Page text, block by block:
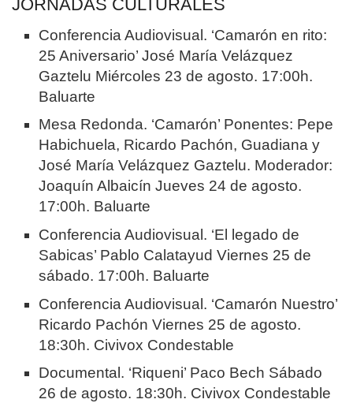
JORNADAS CULTURALES
Conferencia Audiovisual. ‘Camarón en rito:
25 Aniversario’ José María Velázquez
Gaztelu Miércoles 23 de agosto. 17:00h.
Baluarte
Mesa Redonda. ‘Camarón’ Ponentes: Pepe
Habichuela, Ricardo Pachón, Guadiana y
José María Velázquez Gaztelu. Moderador:
Joaquín Albaicín Jueves 24 de agosto.
17:00h. Baluarte
Conferencia Audiovisual. ‘El legado de
Sabicas’ Pablo Calatayud Viernes 25 de
sábado. 17:00h. Baluarte
Conferencia Audiovisual. ‘Camarón Nuestro’
Ricardo Pachón Viernes 25 de agosto.
18:30h. Civivox Condestable
Documental. ‘Riqueni’ Paco Bech Sábado
26 de agosto. 18:30h. Civivox Condestable